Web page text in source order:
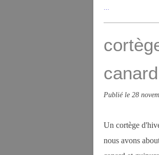
canard
Publié le 28
Un cortège
nous avons